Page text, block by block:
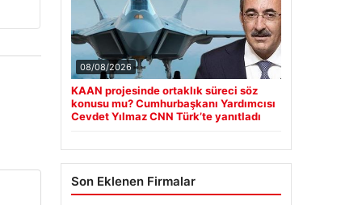
08/08/2026
KAAN projesinde ortaklık süreci söz
konusu mu? Cumhurbaşkanı Yardımcısı
Cevdet Yılmaz CNN Türk’te yanıtladı
Son Eklenen Firmalar